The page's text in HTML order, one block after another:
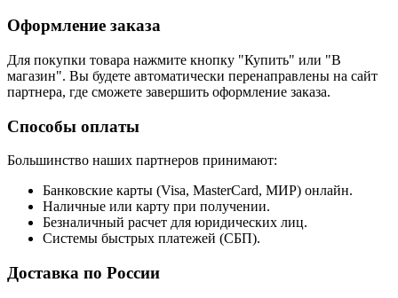
Оформление заказа
Для покупки товара нажмите кнопку "Купить" или "В
магазин". Вы будете автоматически перенаправлены на сайт
партнера, где сможете завершить оформление заказа.
Способы оплаты
Большинство наших партнеров принимают:
Банковские карты (Visa, MasterCard, МИР) онлайн.
Наличные или карту при получении.
Безналичный расчет для юридических лиц.
Системы быстрых платежей (СБП).
Доставка по России